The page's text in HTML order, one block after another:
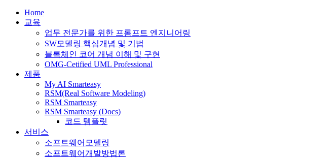
Home
교육
업무 전문가를 위한 프롬프트 엔지니어링
SW모델링 핵심개념 및 기법
블록체인 코어 개념 이해 및 구현
OMG-Cetified UML Professional
제품
My AI Smarteasy
RSM(Real Software Modeling)
RSM Smarteasy
RSM Smarteasy (Docs)
코드 템플릿
서비스
소프트웨어모델링
소프트웨어개발방법론